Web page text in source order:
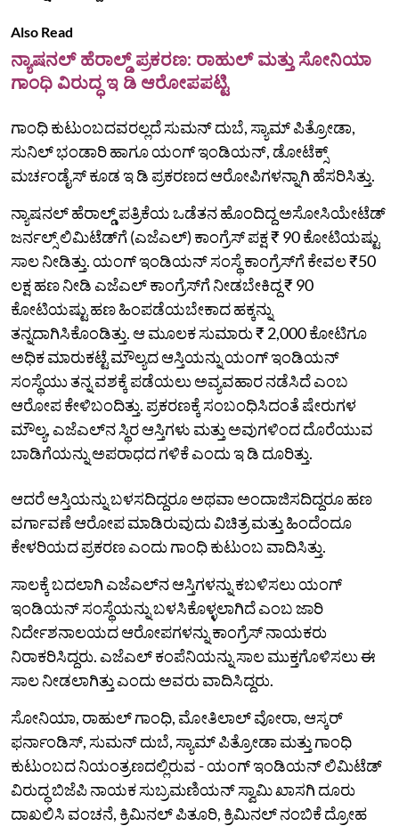
Also Read
ನ್ಯಾಷನಲ್ ಹೆರಾಲ್ಡ್ ಪ್ರಕರಣ: ರಾಹುಲ್ ಮತ್ತು ಸೋನಿಯಾ
ಗಾಂಧಿ ವಿರುದ್ಧ ಇ ಡಿ ಆರೋಪಪಟ್ಟಿ
ಗಾಂಧಿ ಕುಟುಂಬದವರಲ್ಲದೆ ಸುಮನ್ ದುಬೆ, ಸ್ಯಾಮ್ ಪಿತ್ರೋಡಾ,
ಸುನಿಲ್‌ ಭಂಡಾರಿ ಹಾಗೂ ಯಂಗ್ ಇಂಡಿಯನ್, ಡೋಟೆಕ್ಸ್
ಮರ್ಚಂಡೈಸ್ ಕೂಡ ಇ ಡಿ ಪ್ರಕರಣದ ಆರೋಪಿಗಳನ್ನಾಗಿ ಹೆಸರಿಸಿತ್ತು.
ನ್ಯಾಷನಲ್‌ ಹೆರಾಲ್ಡ್‌ ಪತ್ರಿಕೆಯ ಒಡೆತನ ಹೊಂದಿದ್ದ ಅಸೋಸಿಯೇಟೆಡ್‌
ಜರ್ನಲ್ಸ್‌ ಲಿಮಿಟೆಡ್‌ಗೆ (ಎಜೆಎಲ್‌) ಕಾಂಗ್ರೆಸ್‌ ಪಕ್ಷ ₹ 90 ಕೋಟಿಯಷ್ಟು
ಸಾಲ ನೀಡಿತ್ತು. ಯಂಗ್‌ ಇಂಡಿಯನ್‌ ಸಂಸ್ಥೆ ಕಾಂಗ್ರೆಸ್‌ಗೆ ಕೇವಲ ₹50
ಲಕ್ಷ ಹಣ ನೀಡಿ ಎಜೆಎಲ್‌ ಕಾಂಗ್ರೆಸ್‌ಗೆ ನೀಡಬೇಕಿದ್ದ ₹ 90
ಕೋಟಿಯಷ್ಟು ಹಣ ಹಿಂಪಡೆಯಬೇಕಾದ ಹಕ್ಕನ್ನು
ತನ್ನದಾಗಿಸಿಕೊಂಡಿತ್ತು. ಆ ಮೂಲಕ ಸುಮಾರು ₹ 2,000 ಕೋಟಿಗೂ
ಅಧಿಕ ಮಾರುಕಟ್ಟೆ ಮೌಲ್ಯದ ಆಸ್ತಿಯನ್ನು ಯಂಗ್‌ ಇಂಡಿಯನ್‌
ಸಂಸ್ಥೆಯು ತನ್ನ ವಶಕ್ಕೆ ಪಡೆಯಲು ಅವ್ಯವಹಾರ ನಡೆಸಿದೆ ಎಂಬ
ಆರೋಪ ಕೇಳಿಬಂದಿತ್ತು. ಪ್ರಕರಣಕ್ಕೆ ಸಂಬಂಧಿಸಿದಂತೆ ಷೇರುಗಳ
ಮೌಲ್ಯ, ಎಜೆಎಲ್‌ನ ಸ್ಥಿರ ಆಸ್ತಿಗಳು ಮತ್ತು ಅವುಗಳಿಂದ ದೊರೆಯುವ
ಬಾಡಿಗೆಯನ್ನು ಅಪರಾಧದ ಗಳಿಕೆ ಎಂದು ಇ ಡಿ ದೂರಿತ್ತು.
ಆದರೆ ಆಸ್ತಿಯನ್ನು ಬಳಸದಿದ್ದರೂ ಅಥವಾ ಅಂದಾಜಿಸದಿದ್ದರೂ ಹಣ
ವರ್ಗಾವಣೆ ಆರೋಪ ಮಾಡಿರುವುದು ವಿಚಿತ್ರ ಮತ್ತು ಹಿಂದೆಂದೂ
ಕೇಳರಿಯದ ಪ್ರಕರಣ ಎಂದು ಗಾಂಧಿ ಕುಟುಂಬ ವಾದಿಸಿತ್ತು.
ಸಾಲಕ್ಕೆ ಬದಲಾಗಿ ಎಜೆಎಲ್‌ನ ಆಸ್ತಿಗಳನ್ನು ಕಬಳಿಸಲು ಯಂಗ್
ಇಂಡಿಯನ್‌ ಸಂಸ್ಥೆಯನ್ನು ಬಳಸಿಕೊಳ್ಳಲಾಗಿದೆ ಎಂಬ ಜಾರಿ
ನಿರ್ದೇಶನಾಲಯದ ಆರೋಪಗಳನ್ನು ಕಾಂಗ್ರೆಸ್ ನಾಯಕರು
ನಿರಾಕರಿಸಿದ್ದರು. ಎಜೆಎಲ್ ಕಂಪೆನಿಯನ್ನು ಸಾಲ ಮುಕ್ತಗೊಳಿಸಲು ಈ
ಸಾಲ ನೀಡಲಾಗಿತ್ತು ಎಂದು ಅವರು ವಾದಿಸಿದ್ದರು.
ಸೋನಿಯಾ, ರಾಹುಲ್ ಗಾಂಧಿ, ಮೋತಿಲಾಲ್ ವೋರಾ, ಆಸ್ಕರ್
ಫರ್ನಾಂಡಿಸ್, ಸುಮನ್ ದುಬೆ, ಸ್ಯಾಮ್ ಪಿತ್ರೋಡಾ ಮತ್ತು ಗಾಂಧಿ
ಕುಟುಂಬದ ನಿಯಂತ್ರಣದಲ್ಲಿರುವ - ಯಂಗ್ ಇಂಡಿಯನ್ ಲಿಮಿಟೆಡ್‌
ವಿರುದ್ಧ ಬಿಜೆಪಿ ನಾಯಕ ಸುಬ್ರಮಣಿಯನ್‌ ಸ್ವಾಮಿ ಖಾಸಗಿ ದೂರು
ದಾಖಲಿಸಿ ವಂಚನೆ, ಕ್ರಿಮಿನಲ್ ಪಿತೂರಿ, ಕ್ರಿಮಿನಲ್ ನಂಬಿಕೆ ದ್ರೋಹ